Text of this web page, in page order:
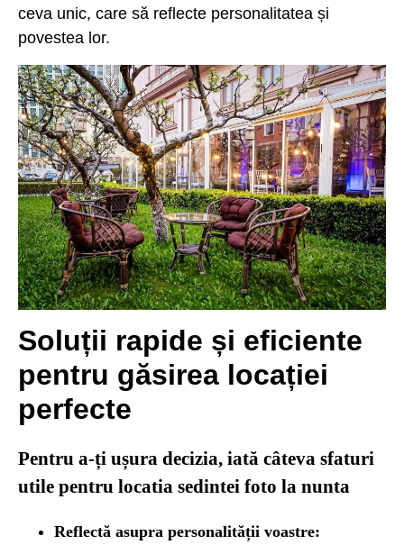
ceva unic, care să reflecte personalitatea și
povestea lor.
Soluții rapide și eficiente
pentru găsirea locației
perfecte
Pentru a-ți ușura decizia, iată câteva sfaturi
utile pentru locatia sedintei foto la nunta
Reflectă asupra personalității voastre: